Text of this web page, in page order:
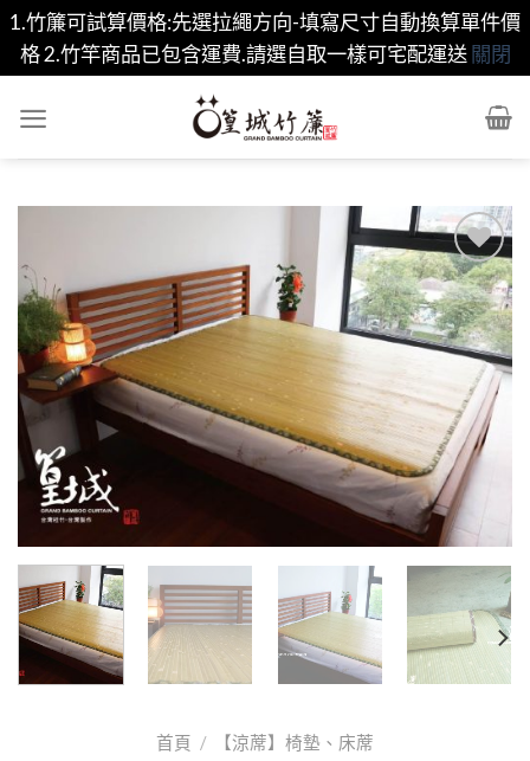
1.竹簾可試算價格:先選拉繩方向-填寫尺寸自動換算單件價
格 2.竹竿商品已包含運費.請選自取一樣可宅配運送 關閉
content
Add to
wishlist
首頁 / 【涼蓆】椅墊、床蓆